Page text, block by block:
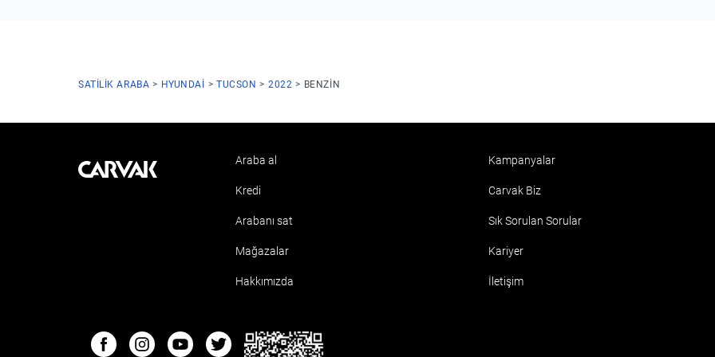
SATILIK ARABA HYUNDAI TUCSON 2022 BENZIN
Kavak Araba al
Kredi
Arabanı sat
Mağazalar
Hakkımızda
Kampanyalar
Carvak Biz
Sık Sorulan Sorular
Kariyer
İletişim
FacebookInstagramYoutubeTwitter
ETBIS